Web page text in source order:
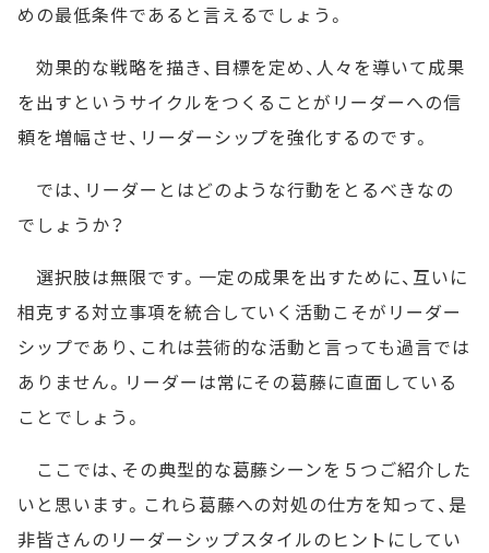
めの最低条件であると言えるでしょう。
効果的な戦略を描き、目標を定め、人々を導いて成果
を出すというサイクルをつくることがリーダーへの信
頼を増幅させ、リーダーシップを強化するのです。
では、リーダーとはどのような行動をとるべきなの
でしょうか？
選択肢は無限です。一定の成果を出すために、互いに
相克する対立事項を統合していく活動こそがリーダー
シップであり、これは芸術的な活動と言っても過言では
ありません。リーダーは常にその葛藤に直面している
ことでしょう。
ここでは、その典型的な葛藤シーンを５つご紹介した
いと思います。これら葛藤への対処の仕方を知って、是
非皆さんのリーダーシップスタイルのヒントにしてい